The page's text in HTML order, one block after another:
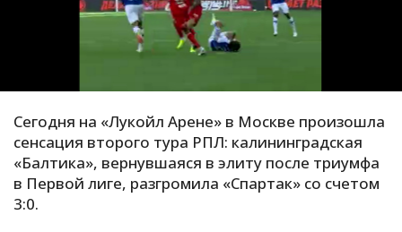
Е
С
Сегодня на «Лукойл Арене» в Москве произошла
сенсация второго тура РПЛ: калининградская
«Балтика», вернувшаяся в элиту после триумфа
в Первой лиге, разгромила «Спартак» со счетом
3:0.